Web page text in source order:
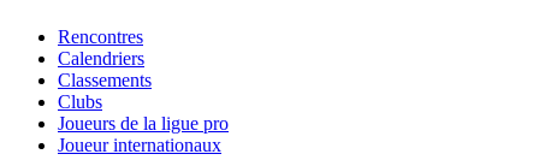
Rencontres
Calendriers
Classements
Clubs
Joueurs de la ligue pro
Joueur internationaux